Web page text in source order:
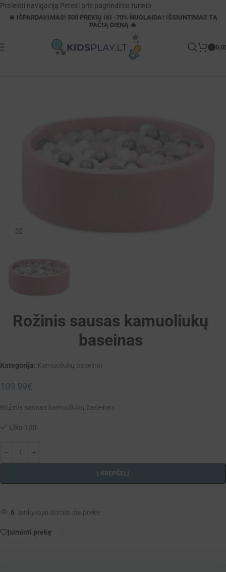
Praleisti navigaciją Pereiti prie pagrindinio turinio
🔥 IŠPARDAVIMAS! 500 PREKIŲ IKI -70% NUOLAIDA! IŠSIUNTIMAS TĄ
PAČIĄ DIENĄ 🔥
Parduotuvė Rožinis sausas kamuoliukų baseinas
Rožinis sausas kamuoliukų
baseinas
Kategorija: Kamuoliukų baseinai
109,99€
Rožinis sausas kamuoliukų baseinas
Liko 100
Į KREPŠELĮ
6 lankytojai domisi šia preke
Įsiminti prekę